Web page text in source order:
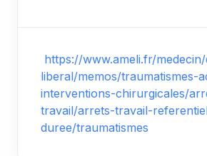
https://www.ameli.fr/
liberal/memos/traumatismes-
interventions-chirurgicales/
travail/arrets-travail-
duree/traumatismes